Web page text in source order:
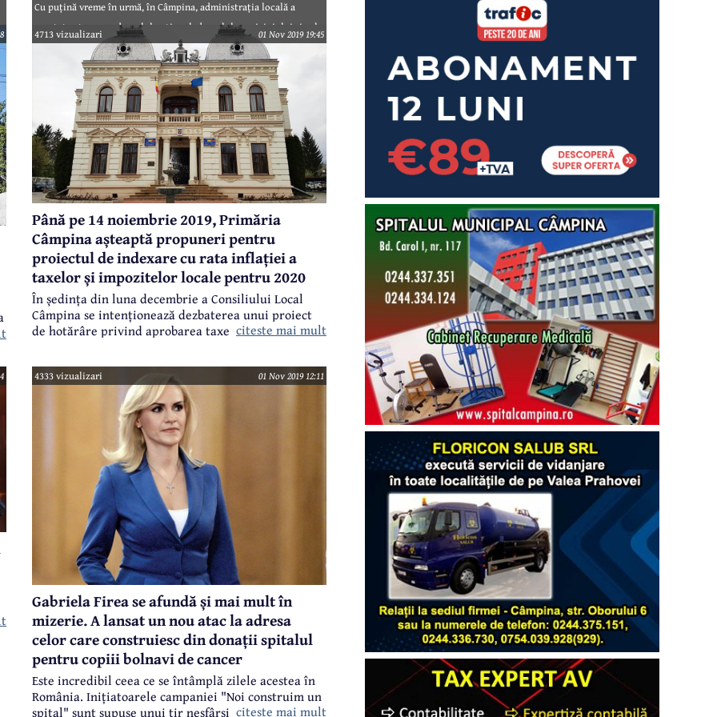
Cu puțină vreme în urmă, în Câmpina, administrația locală a
montat catarge cu drapelul național, drapelul municipiului și cel
al Uniunii Europene în apropierea principalelor intrări în oraș -
scuarul de la sensul giratoriu de pe Calea Dacia / Bulevardul
Nicolae Bălcescu și în zona cunoscută sub denumirea “la bazin”,
în Cartierul Câmpinița, la intersecția Bulevardului Carol I cu
Strada Siretului.
4713 vizualizari 01 Nov 2019 19:45
Până pe 14 noiembrie 2019, Primăria
Câmpina așteaptă propuneri pentru
proiectul de indexare cu rata inflației a
taxelor și impozitelor locale pentru 2020
În ședința din luna decembrie a Consiliului Local
Câmpina se intenționează dezbaterea unui proiect
de hotărâre privind aprobarea taxelor și impozitelor
Consiliului Local nr. 41 din 23 aprilie 2019, taxele și
impozitele aferente anului 2020 vor fi indexate cu
rata inflației, ceea ce înseamnă o majorare cu 4,6%.
Acum, înaintea aprobării efective a taxelor și
impozitelor locale pentru anul viitor, Primăria
Câmpina a lansat o consultare publică, la care îi
invită pe toți cei interesați să transmită în scris
propuneri, sugestii sau recomandări până la data de
14 noiembrie 2019.
citeste mai mult
4333 vizualizari 01 Nov 2019 12:11
Gabriela Firea se afundă și mai mult în
mizerie. A lansat un nou atac la adresa
celor care construiesc din donații spitalul
pentru copiii bolnavi de cancer
Este incredibil ceea ce se întâmplă zilele acestea în
România. Inițiatoarele campaniei "Noi construim un
spital" sunt supuse unui tir nesfârșit de atacuri din
citeste mai mult